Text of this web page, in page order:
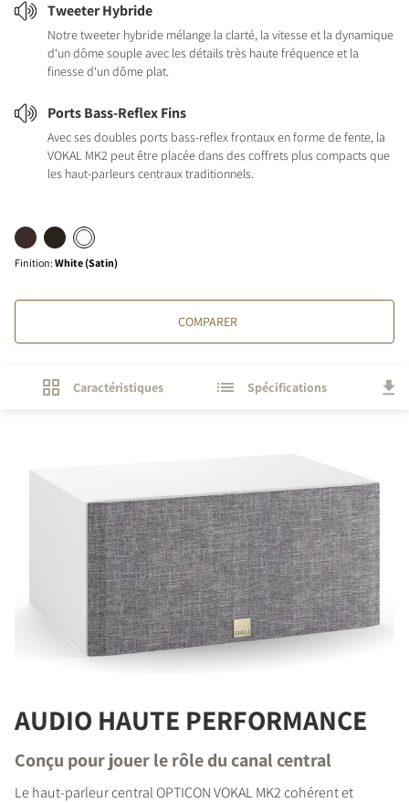
Tweeter Hybride
Notre tweeter hybride mélange la clarté, la vitesse et la dynamique
d‘un dôme souple avec les détails très haute fréquence et la
finesse d‘un dôme plat.
Ports Bass-Reflex Fins
Avec ses doubles ports bass-reflex frontaux en forme de fente, la
VOKAL MK2 peut être placée dans des coffrets plus compacts que
les haut-parleurs centraux traditionnels.
Finition: White (Satin)
COMPARER
Caractéristiques Spécifications
AUDIO HAUTE PERFORMANCE
Conçu pour jouer le rôle du canal central
Le haut-parleur central OPTICON VOKAL MK2 cohérent et